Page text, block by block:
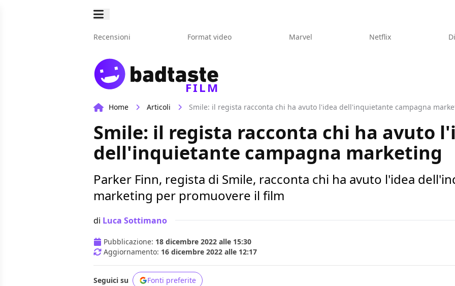
Recensioni Format video Marvel Netflix
FILM
Home Articoli Smile: il regista racconta chi ha avuto l'idea dell'inquietante campagna
Smile: il regista racconta chi ha avuto
dell'inquietante campagna marketing
Parker Finn, regista di Smile, racconta chi ha avuto l'idea
marketing per promuovere il film
di Luca Sottimano
Pubblicazione: 18 dicembre 2022 alle 15:30
Aggiornamento: 16 dicembre 2022 alle 12:17
Seguici su Fonti preferite